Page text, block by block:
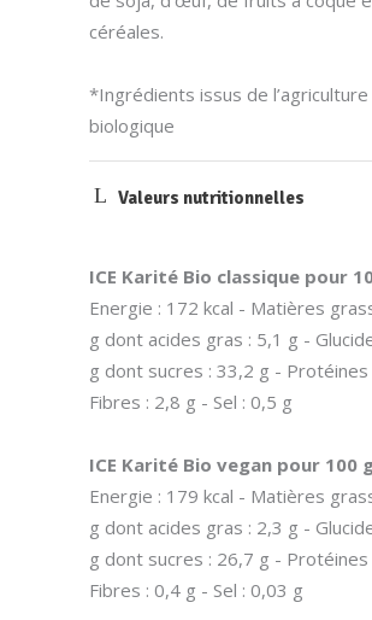
céréales.
*Ingrédients issus de l’agriculture
biologique
Valeurs nutritionnelles
ICE Karité Bio classique pour
Energie : 172 kcal - Matières
g dont acides gras : 5,1 g -
g dont sucres : 33,2 g - Protéines
Fibres : 2,8 g - Sel : 0,5 g
ICE Karité Bio vegan pour 100
Energie : 179 kcal - Matières
g dont acides gras : 2,3 g -
g dont sucres : 26,7 g - Protéines
Fibres : 0,4 g - Sel : 0,03 g